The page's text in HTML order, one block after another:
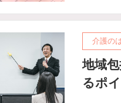
介護の
地域
るポ